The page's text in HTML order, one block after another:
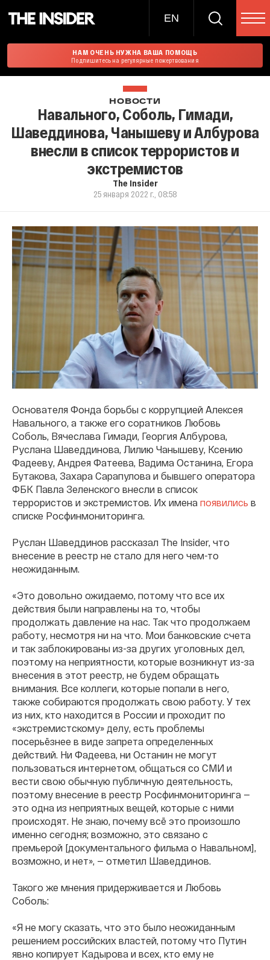
EN
НАМ ОЧЕНЬ НУЖНА ВАША ПОМОЩЬ
Подпишитесь на регулярные пожертвования
НОВОСТИ
Навального, Соболь, Гимади,
Шаведдинова, Чанышеву и Албурова
внесли в список террористов и
экстремистов
The Insider
25 января 2022 г., 08:58
Основателя Фонда борьбы с коррупцией Алексея
Навального, а также его соратников Любовь
Соболь, Вячеслава Гимади, Георгия Албурова,
Руслана Шаведдинова, Лилию Чанышеву, Ксению
Фадееву, Андрея Фатеева, Вадима Останина, Егора
Бутакова, Захара Сарапулова и бывшего оператора
ФБК Павла Зеленского внесли в список
террористов и экстремистов. Их имена появились в
списке Росфинмониторинга.
Руслан Шаведдинов рассказал The Insider, что
внесение в реестр не стало для него чем-то
неожиданным.
«Это довольно ожидаемо, потому что все их
действия были направлены на то, чтобы
продолжать давление на нас. Так что продолжаем
работу, несмотря ни на что. Мои банковские счета
и так заблокированы из-за других уголовных дел,
поэтому на неприятности, которые возникнут из-за
внесения в этот реестр, не будем обращать
внимания. Все коллеги, которые попали в него,
также собираются продолжать свою работу. У тех
из них, кто находится в России и проходит по
«экстремистскому» делу, есть проблемы
посерьёзнее в виде запрета определенных
действий. Ни Фадеева, ни Останин не могут
пользоваться интернетом, общаться со СМИ и
вести свою обычную публичную деятельность,
поэтому внесение в реестр Росфинмониторинга —
это одна из неприятных вещей, которые с ними
происходят. Не знаю, почему всё это произошло
именно сегодня; возможно, это связано с
премьерой [документального фильма о Навальном],
возможно, и нет», — отметил Шаведдинов.
Такого же мнения придерживается и Любовь
Соболь:
«Я не могу сказать, что это было неожиданным
решением российских властей, потому что Путин
явно копирует Кадырова и всех, кто ему не